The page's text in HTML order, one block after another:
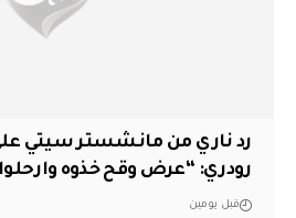
رد ناري من مانشستر سيتي
رودري: “عرض وقح خذوه
قبل يومين